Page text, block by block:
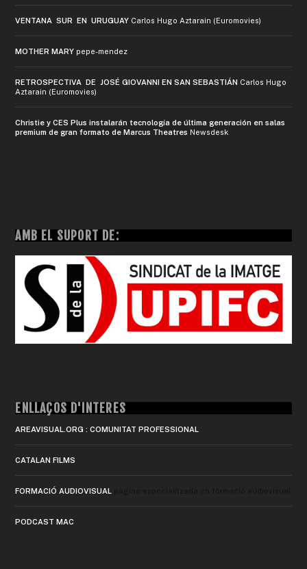
VENTANA SUR EN URUGUAY Carlos Hugo Aztarain (Euromovies)
MOTHER MARY pepe-mendez
RETROSPECTIVA DE JOSÉ GIOVANNI EN SAN SEBASTIÁN Carlos Hugo
Aztarain (Euromovies)
Christie y CES Plus instalarán tecnología de última generación en salas
premium de gran formato de Marcus Theatres Newsdesk
AMB EL SUPORT DE:
ENLLAÇOS D'INTERÈS
AREAVISUAL.ORG : COMUNITAT PROFESSIONAL
CATALAN FILMS
FORMACIÓ AUDIOVISUAL
PODCAST MAC